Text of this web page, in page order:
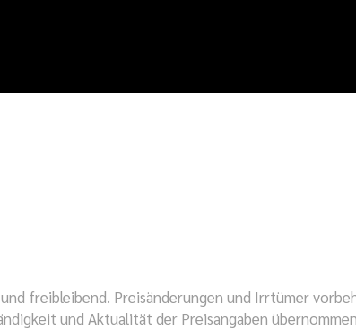
freibleibend. Preisänderungen und Irrtümer
und Aktualität der Preisangaben